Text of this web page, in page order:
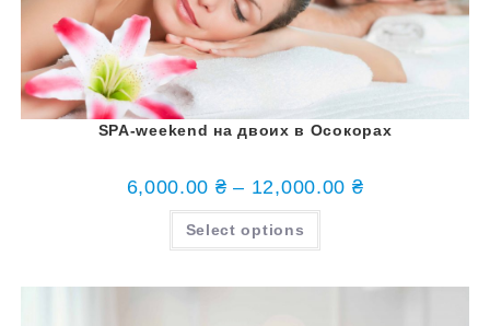
SPA-weekend на двоих в Осокорах
6,000.00 ₴ – 12,000.00 ₴
Select options